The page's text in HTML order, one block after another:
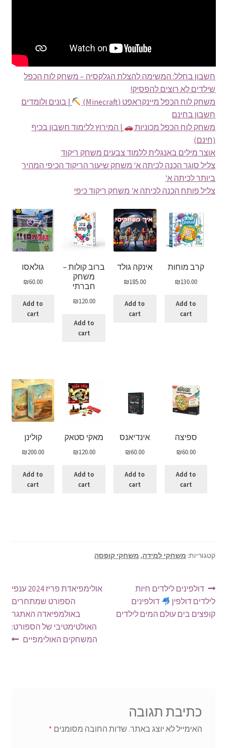
חשבון בחלל: המשימה להצלת הגלקסיה – משחק לוח הכפל
שילדים לא רוצים להפסיק!
משחק לוח הכפל מיינקראפט (Minecraft)
| בונים ולומדים
חשבון בחינם
משחק לוח הכפל מכוניות
| המירוץ ללימוד חשבון בכיף
(חינם)
אוצר מילים באנגלית ללמוד צבעים משחק ריקוד
צליל סוגר הכנה לכיתה א' משחק שיעור הריקוד הכיפי המהיר
ביותר לכיתה א'
צליל פותח הכנה לכיתה א' משחק ריקוד כיפי
קרב מוחות
₪130.00
Add to
cart
אינקה גולד
₪185.00
Add to
cart
ברוב קולות –
משחק
חברתי
₪120.00
Add to
cart
גולאסו
₪60.00
Add to
cart
ספיצה
₪60.00
Add to
cart
אינדיאנס
₪60.00
Add to
cart
מאקי סטאק
₪120.00
Add to
cart
קולינן
₪200.00
Add to
cart
קטגוריות: משחקי למידה, משחקי קופסה
ניווט
הפוסט
הקודם:
דולפינים לילדים חיות
לילדים דולפין
דולפינים
קופצים בים עולם המים לילדים
הפוסט
אולימפיאדת פריז 2024 ענפי
הספורט שמתחרים
באולמפיאדה האתגר
האולטימטיבי של הספורט:
המשחקים האולימפיים
כתיבת תגובה
האימייל לא יוצג באתר. שדות החובה מסומנים *